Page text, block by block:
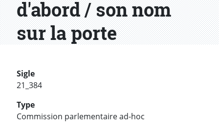
d'abord / son nom
sur la porte
Sigle
21_384
Type
Commission parlementaire ad-hoc